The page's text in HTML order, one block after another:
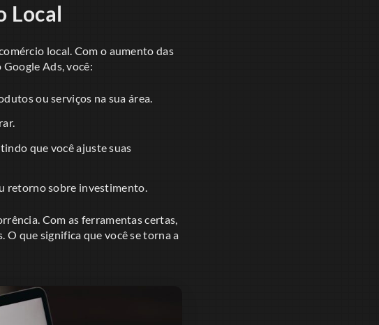
Local
local. Com o aumento das
Ads, você:
ou serviços na sua área.
que você ajuste suas
retorno sobre investimento.
Com as ferramentas certas,
O que significa que você se torna a